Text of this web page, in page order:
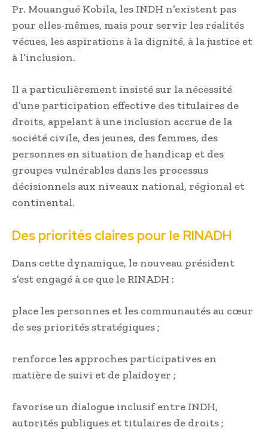
Pr. Mouangué Kobila, les INDH n’existent pas
pour elles-mêmes, mais pour servir les réalités
vécues, les aspirations à la dignité, à la justice et
à l’inclusion.
Il a particulièrement insisté sur la nécessité
d’une participation effective des titulaires de
droits, appelant à une inclusion accrue de la
société civile, des jeunes, des femmes, des
personnes en situation de handicap et des
groupes vulnérables dans les processus
décisionnels aux niveaux national, régional et
continental.
Des priorités claires pour le RINADH
Dans cette dynamique, le nouveau président
s’est engagé à ce que le RINADH :
place les personnes et les communautés au cœur
de ses priorités stratégiques ;
renforce les approches participatives en
matière de suivi et de plaidoyer ;
favorise un dialogue inclusif entre INDH,
autorités publiques et titulaires de droits ;